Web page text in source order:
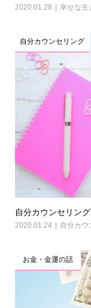
2020.01.28 幸せな生
自分カウンセリング
自分カウンセリン
2020.01.24 自分カウ
お金・金運の話